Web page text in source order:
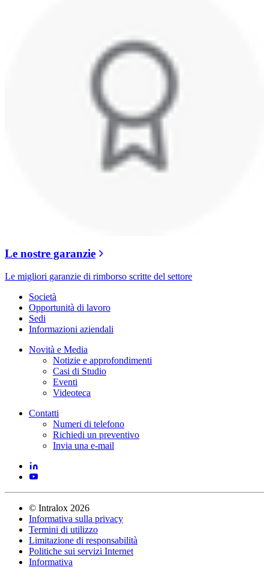
Le nostre garanzie
Le migliori garanzie di rimborso scritte del settore
Società
Opportunità di lavoro
Sedi
Informazioni aziendali
Novità e Media
Notizie e approfondimenti
Casi di Studio
Eventi
Videoteca
Contatti
Numeri di telefono
Richiedi un preventivo
Invia una e-mail
© Intralox 2026
Informativa sulla privacy
Termini di utilizzo
Limitazione di responsabilità
Politiche sui servizi Internet
Informativa